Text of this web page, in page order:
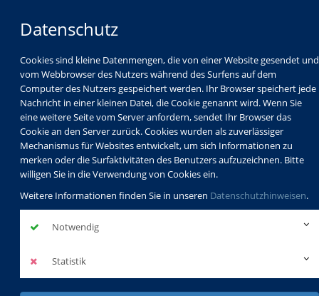
Datenschutz
Cookies sind kleine Datenmengen, die von einer Website gesendet und
vom Webbrowser des Nutzers während des Surfens auf dem
Computer des Nutzers gespeichert werden. Ihr Browser speichert jede
Nachricht in einer kleinen Datei, die Cookie genannt wird. Wenn Sie
eine weitere Seite vom Server anfordern, sendet Ihr Browser das
Cookie an den Server zurück. Cookies wurden als zuverlässiger
Mechanismus für Websites entwickelt, um sich Informationen zu
merken oder die Surfaktivitäten des Benutzers aufzuzeichnen. Bitte
willigen Sie in die Verwendung von Cookies ein.
Weitere Informationen finden Sie in unseren Datenschutzhinweisen.
Notwendig
Statistik
Programm
Schulabschlüsse
Schulkindbetreuung
Service